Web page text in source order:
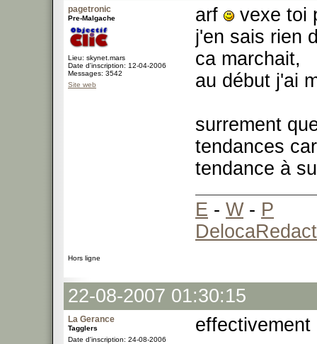
pagetronic
Pre-Malgache
Lieu: skynet.mars
Date d'inscription: 12-04-2006
Messages: 3542
Site web
arf
vexe toi
j'en sais rien
ca marchait,
au début j'ai
surrement
tendances
tendance à
E - W- P
Hors ligne
22-08-2007 01:30:15
La Gerance
Tagglers
Date d'inscription: 24-08-2006